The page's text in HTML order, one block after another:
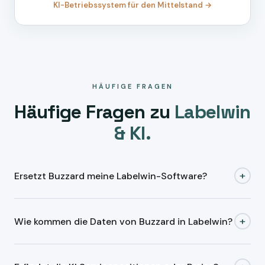
KI-Betriebssystem für den Mittelstand →
HÄUFIGE FRAGEN
Häufige Fragen zu Labelwin
& KI.
Ersetzt Buzzard meine Labelwin-Software? +
und Wartungsverträge. Buzzard arbeitet davor: Anfragen
Wie kommen die Daten von Buzzard in Labelwin? +